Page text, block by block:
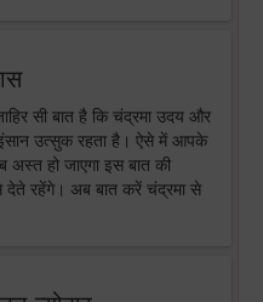
सी बात है कि चंद्रमा उदय और
उत्सुक रहता है। ऐसे में आपके
हो जाएगा इस बात की
रहेंगे। अब बात करें चंद्रमा से